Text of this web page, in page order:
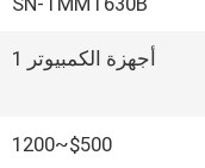
أجهزة الكمبيوتر 1
$500~1200